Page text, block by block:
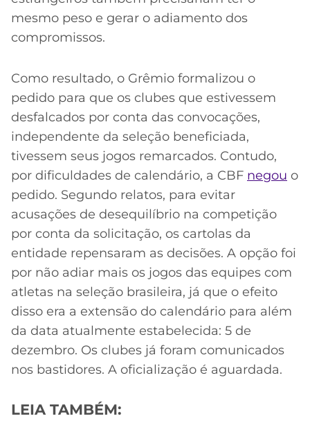
mesmo peso e gerar o adiamento dos
compromissos.
Como resultado, o Grêmio formalizou o
pedido para que os clubes que estivessem
desfalcados por conta das convocações,
independente da seleção beneficiada,
tivessem seus jogos remarcados. Contudo,
por dificuldades de calendário, a CBF negou o
pedido. Segundo relatos, para evitar
acusações de desequilíbrio na competição
por conta da solicitação, os cartolas da
entidade repensaram as decisões. A opção foi
por não adiar mais os jogos das equipes com
atletas na seleção brasileira, já que o efeito
disso era a extensão do calendário para além
da data atualmente estabelecida: 5 de
dezembro. Os clubes já foram comunicados
nos bastidores. A oficialização é aguardada.
LEIA TAMBÉM: